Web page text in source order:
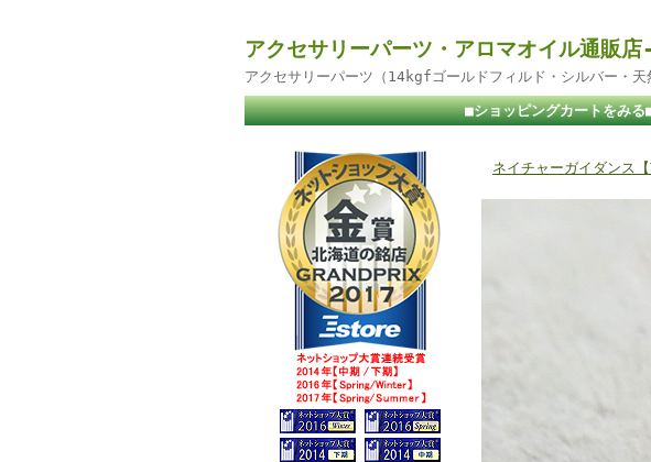
アクセサリーパーツ・アロマオイル通販
アクセサリーパーツ（14kgfゴールドフィルド・シルバー・
■ショッピングカートをみる
ネイチャーガイダンス【